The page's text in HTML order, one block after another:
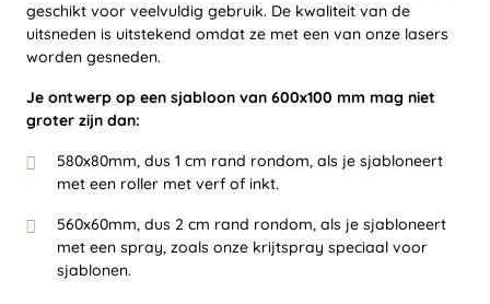
geschikt voor veelvuldig gebruik. De kwaliteit van de
uitsneden is uitstekend omdat ze met een van onze lasers
worden gesneden.
Je ontwerp op een sjabloon van 600x100 mm mag niet
groter zijn dan:
580x80mm, dus 1 cm rand rondom, als je sjabloneert
met een roller met verf of inkt.
560x60mm, dus 2 cm rand rondom, als je sjabloneert
met een spray, zoals onze krijtspray speciaal voor
sjablonen.